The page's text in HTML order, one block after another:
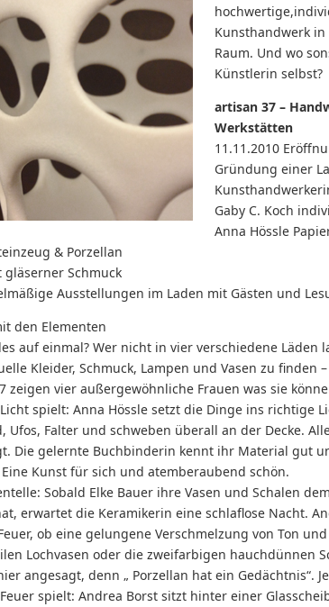
Kunsthandwerk
Raum. Und wo
Künstlerin selbst?
artisan 37 –
Werkstätten
11.11.2010
Gründung einer
Gaby C. Koch
Anna Hössle
& Porzellan
gläserner Schmuck
Ausstellungen im Laden mit Gästen und
den Elementen
auf einmal? Wer nicht in vier verschiedene Läden
Kleider, Schmuck, Lampen und Vasen zu finden
zeigen vier außergewöhnliche Frauen was sie
spielt: Anna Hössle setzt die Dinge ins richtige
Ufos, Falter und schweben überall an der Decke.
Die gelernte Buchbinderin kennt ihr Material gut
Kunst für sich und atemberaubend schön.
Sobald Elke Bauer ihre Vasen und Schalen
erwartet die Keramikerin eine schlaflose Nacht.
ob eine gelungene Verschmelzung von Ton
Lochvasen oder die zweifarbigen hauchdünnen
angesagt, denn „ Porzellan hat ein Gedächtnis“.
spielt: Andrea Borst sitzt hinter einer